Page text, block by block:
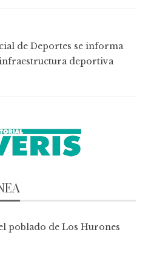
de Deportes se informa
deportiva
poblado de Los Hurones